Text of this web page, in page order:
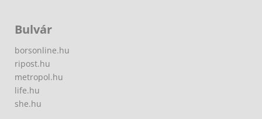
Bulvár
borsonline.hu
ripost.hu
metropol.hu
life.hu
she.hu